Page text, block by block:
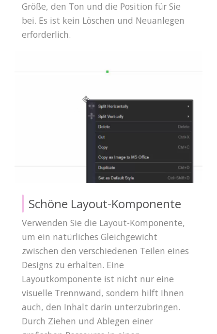
Größe, den Ton und die Position für Sie
bei. Es ist kein Löschen und Neuanlegen
erforderlich.
Schöne Layout-Komponente
Verwenden Sie die Layout-Komponente,
um ein natürliches Gleichgewicht
zwischen den verschiedenen Teilen eines
Designs zu erhalten. Eine
Layoutkomponente ist nicht nur eine
visuelle Trennwand, sondern hilft Ihnen
auch, den Inhalt darin unterzubringen.
Durch Ziehen und Ablegen einer